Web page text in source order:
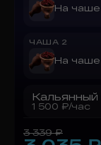
На чаше
ЧАША 2
На чаше
1 500 ₽/час
3 339₽